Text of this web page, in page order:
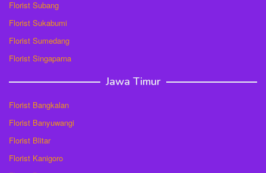
Florist Subang
Florist Sukabumi
Florist Sumedang
Florist Singaparna
Jawa Timur
Florist Bangkalan
Florist Banyuwangi
Florist Blitar
Florist Kanigoro